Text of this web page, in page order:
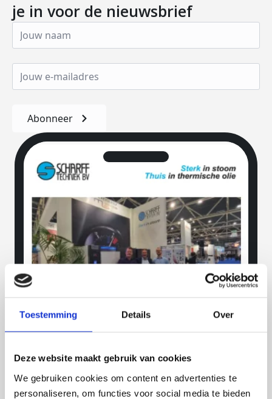
Toestemming Details Over
Deze website maakt gebruik van cookies
We gebruiken cookies om content en advertenties te
personaliseren, om functies voor social media te bieden
je in voor de nieuwsbrief
Abonneer